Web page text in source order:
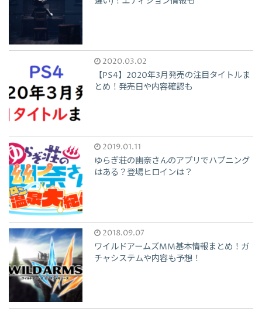
2020.03.02
【PS4】2020年3月発売の注目タイトルま
とめ！発売日や内容確認も
2019.01.11
ゆらぎ荘の幽奈さんのアプリでハプニング
はある？登場ヒロインは？
2018.09.07
ワイルドアームズMM基本情報まとめ！ガ
チャシステムや内容も予想！